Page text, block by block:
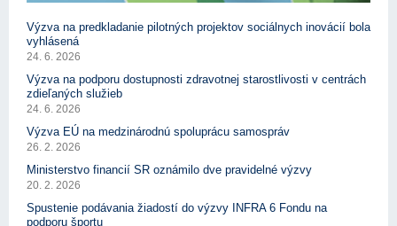
Výzva na predkladanie pilotných projektov sociálnych inovácií bola
vyhlásená
24. 6. 2026
Výzva na podporu dostupnosti zdravotnej starostlivosti v centrách
zdieľaných služieb
24. 6. 2026
Výzva EÚ na medzinárodnú spoluprácu samospráv
26. 2. 2026
Ministerstvo financií SR oznámilo dve pravidelné výzvy
20. 2. 2026
Spustenie podávania žiadostí do výzvy INFRA 6 Fondu na
podporu športu